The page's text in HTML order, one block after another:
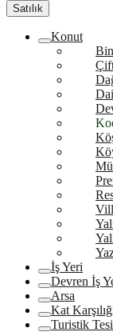
Satılık
Konut
İş Yeri
Devren İş
Arsa
Kat
Turistik